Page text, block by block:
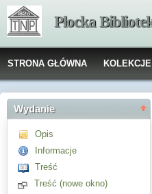
Płocka
STRONA GŁÓWNA KOLEKCJE
Wydanie
Opis
Informacje
Treść
Treść (nowe okno)